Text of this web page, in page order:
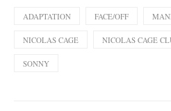
ADAPTATION FACE/OFF
NICOLAS CAGE NICOLAS CAGE
SONNY